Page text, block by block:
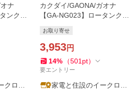
ナ
ンク排
やん
クロー
カクダイ/GAONA/ガオナ
【GA-NG023】ロータンク排
51ミリ これエエやん〔▽〕
お取り寄せ
3,953円
14% （501 pt）
要エントリー
家電と住設のイークロー